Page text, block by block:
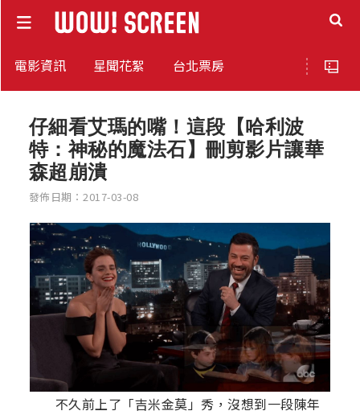
電影資訊 星聞花絮 台北票房
仔細看艾瑪的嘴！這段【哈利波
特：神秘的魔法石】刪剪影片讓華
森超崩潰
發佈日期：2017-03-08
不久前上了「吉米金莫」秀，沒想到一段陳年